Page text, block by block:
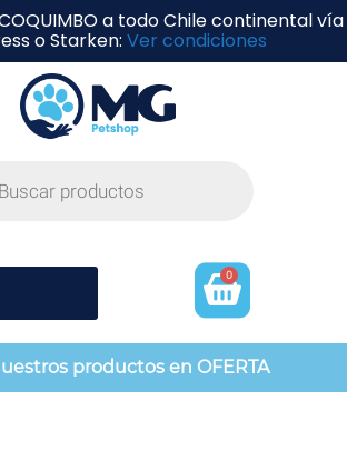
a todo Chile continental vía
o Starken: Ver condiciones
0
productos en OFERTA